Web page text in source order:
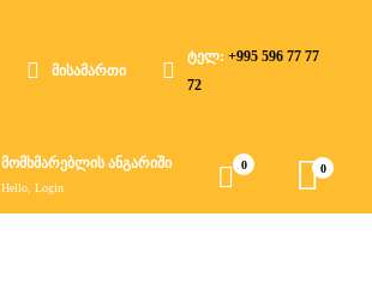
მისამართი
ტელ: +995 596 77 77
72
მომხმარებლის ანგარიში
Hello, Login
0 0